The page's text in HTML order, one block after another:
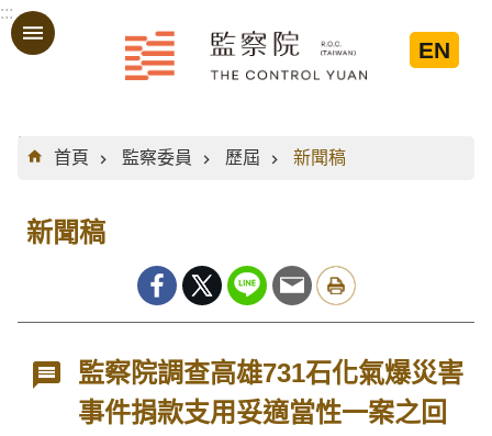
跳到主要內容區塊
:::
EN
:::
首頁
監察委員 歷屆 新聞稿
新聞稿
監察院調查高雄731石化氣爆災害
事件捐款支用妥適當性一案之回